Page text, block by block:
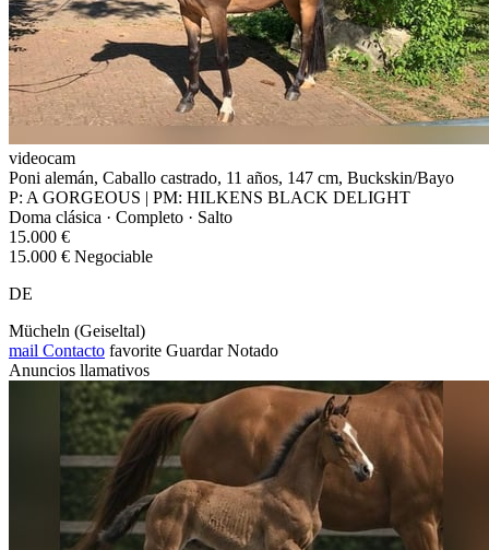
videocam
Poni alemán, Caballo castrado, 11 años, 147 cm, Buckskin/Bayo
P: A GORGEOUS | PM: HILKENS BLACK DELIGHT
Doma clásica · Completo · Salto
15.000 €
15.000 € Negociable
DE
Mücheln (Geiseltal)
mail Contacto favorite Guardar Notado
Anuncios llamativos